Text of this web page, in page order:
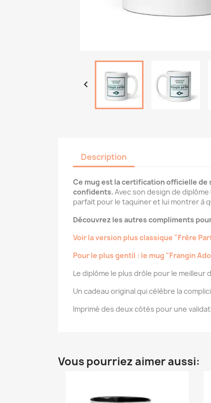

Description
Ce mug est la certification officielle de
confidents. Avec son design de
parfait pour le taquiner et lui montrer à
Découvrez les autres compliments
Voir la version plus classique "Frère
Pour le plus gentil : le mug "Frangin
Le diplôme le plus drôle pour le meilleur
Un cadeau original qui célèbre la
Imprimé des deux côtés pour une
Vous pourriez aimer aussi: